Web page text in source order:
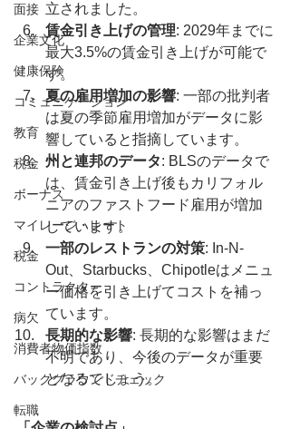
面接
企業文化
健康保険
コミュニケーション
教育
税金
ボーナス
マイレージ・レート
税金
コントラクター
病欠
消費者物価指数
バックグラウンドチェック
転職
立されました。
賃金引き上げの管理: 2029年までに
最大3.5%の賃金引き上げが可能で
す。
夏の雇用増加の影響: 一部の批判者
は夏の季節雇用増加がデータに影
響していると指摘しています。
州と連邦のデータ: BLSのデータで
は、賃金引き上げ後もカリフォル
ニアのファストフード雇用が増加
しています。
一部のレストランの対策: In-N-
Out、Starbucks、Chipotleはメニュ
ー価格を引き上げてコストを補っ
ています。
長期的な影響: 長期的な影響はまだ
不明であり、今後のデータが重要
となるでしょう。